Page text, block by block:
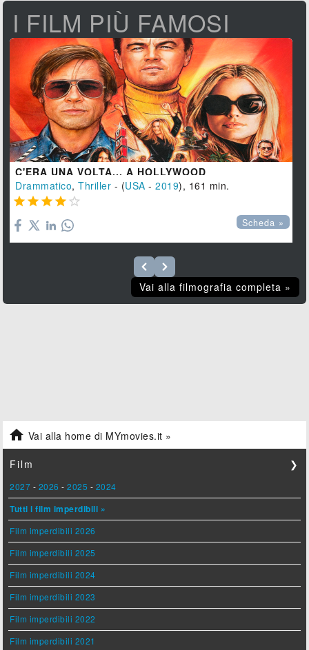
I FILM PIÙ FAMOSI
C'ERA UNA VOLTA... A HOLLYWOOD
Drammatico,Thriller - (USA -2019), 161 min.
    
Scheda »
Vai alla filmografia completa »
 Vai alla home di MYmovies.it »
Film ❯
2027 - 2026 -2025 - 2024
Tutti i film imperdibili »
Film imperdibili 2026
Film imperdibili 2025
Film imperdibili 2024
Film imperdibili 2023
Film imperdibili 2022
Film imperdibili 2021